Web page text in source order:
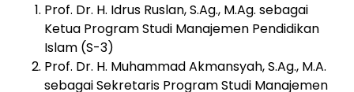
Prof. Dr. H. Idrus Ruslan, S.Ag., M.Ag. sebagai
Ketua Program Studi Manajemen Pendidikan
Islam (S-3)
Prof. Dr. H. Muhammad Akmansyah, S.Ag., M.A.
sebagai Sekretaris Program Studi Manajemen